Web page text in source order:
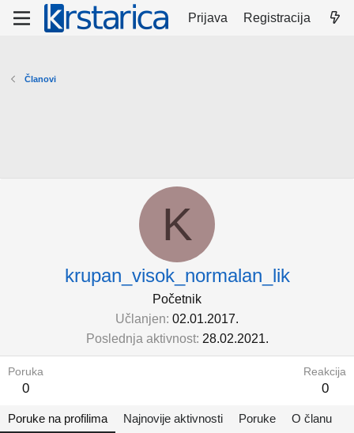
Prijava Registracija
Članovi
K
krupan_visok_normalan_lik
Početnik
Učlanjen 02.01.2017.
Poslednja aktivnost 28.02.2021.
Poruka
0
Reakcija
0
Poruke na profilima Najnovije aktivnosti Poruke O članu